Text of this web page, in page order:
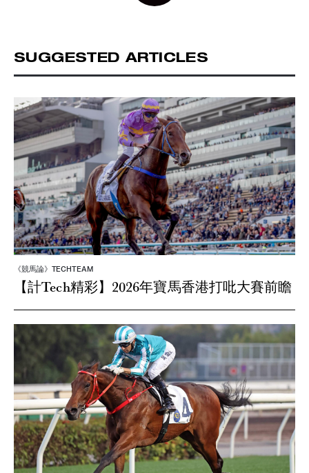
SUGGESTED ARTICLES
《競馬論》TECHTEAM
【計Tech精彩】2026年寶馬香港打吡大賽前瞻